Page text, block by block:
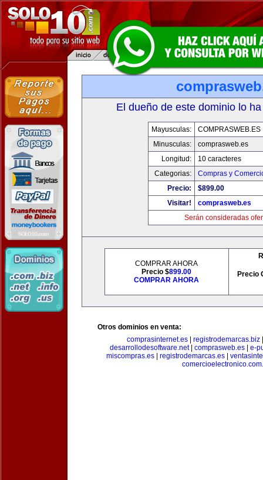
El dueño de este dominio lo
Mayusculas:
COMPRASWEB.ES
Minusculas:
comprasweb.es
Longitud:
10 caracteres
Categorias:
Compras y
Precio:
$899.00
Visitar!
comprasweb.es
Serán consideradas
COMPRAR AHORA
Precio $899.00
COMPRAR AHORA
Precio
Otros dominios en venta:
comprasinternet.es
registrodemarcas.biz
desarrollodesoftware.net| comprasweb.es| e-
miscompras.es
registrodemarcas.es